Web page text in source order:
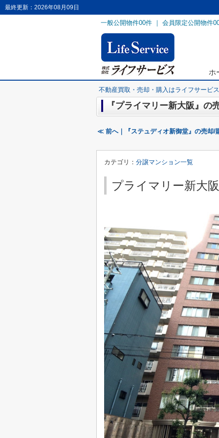
最終更新：2026年08月09日
一般公開物件00件 ｜ 会員限定公開物件
ホ
不動産買取・売却・購入はライフサービス
『プライマリー新大阪』の
≪ 前へ｜『ステュディオ新御堂』の売却/
カテゴリ： 分譲マンション一覧
プライマリー新大阪